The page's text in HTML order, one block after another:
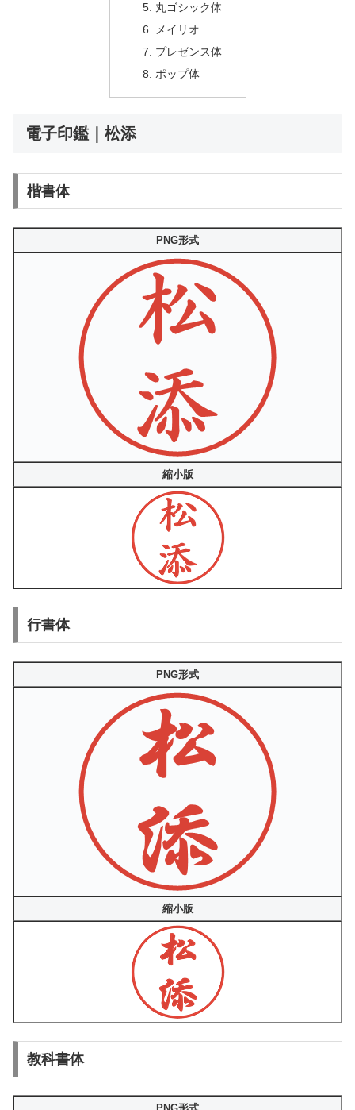
丸ゴシック体
メイリオ
プレゼンス体
ポップ体
電子印鑑｜松添
楷書体
PNG形式
縮小版
行書体
PNG形式
縮小版
教科書体